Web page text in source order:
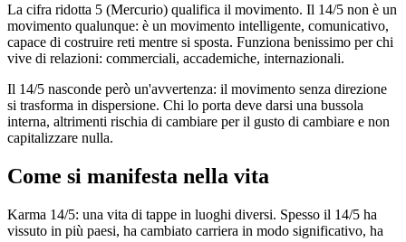
La cifra ridotta 5 (Mercurio) qualifica il movimento. Il 14/5 non è un
movimento qualunque: è un movimento intelligente, comunicativo,
capace di costruire reti mentre si sposta. Funziona benissimo per chi
vive di relazioni: commerciali, accademiche, internazionali.
Il 14/5 nasconde però un'avvertenza: il movimento senza direzione
si trasforma in dispersione. Chi lo porta deve darsi una bussola
interna, altrimenti rischia di cambiare per il gusto di cambiare e non
capitalizzare nulla.
Come si manifesta nella vita
Karma 14/5: una vita di tappe in luoghi diversi. Spesso il 14/5 ha
vissuto in più paesi, ha cambiato carriera in modo significativo, ha